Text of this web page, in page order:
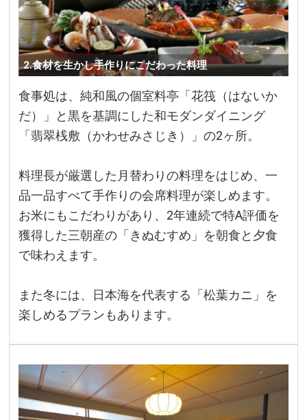
2.食材を生かし手作りにこだわった料理
食事処は、純和風の個室料亭「花筏（はないか
だ）」と黒を基調にした和モダンダイニング
「翡翠桟敷（かわせみさじき）」の2ヶ所。
料理長が厳選した月替わりの料理をはじめ、一
品一品すべて手作りの会席料理が楽しめます。
お米にもこだわりがあり、2年連続で特A評価を
獲得した三朝産の「きぬむすめ」を朝食と夕食
で味わえます。
また冬には、日本海を代表する「松葉カニ」を
楽しめるプランもあります。